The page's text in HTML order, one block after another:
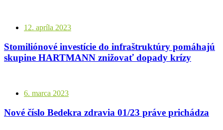
12. apríla 2023
Stomiliónové investície do infraštruktúry pomáhajú
skupine HARTMANN znižovať dopady krízy
6. marca 2023
Nové číslo Bedekra zdravia 01/23 práve prichádza